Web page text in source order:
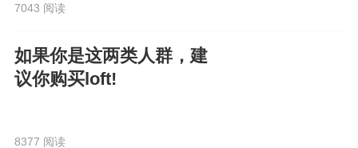
7043 阅读
如果你是这两类人群，建
议你购买loft!
8377 阅读